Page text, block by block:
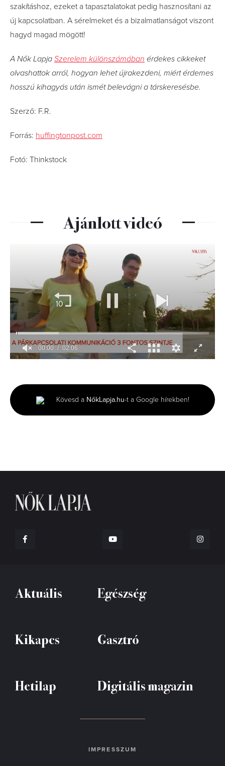
szakításhoz, ezeket a tapasztalatokat pedig hasznosítani az
új kapcsolatban. A sérelmeket és a bizalmatlanságot viszont
hagyd magad mögött!
A Nők Lapja Szerelem különszámában érdekes cikkeket
olvashattok arról, hogyan lehet újrakezdeni, miért érdemes
hosszú kihagyás után ismét belevágni a társkeresésbe.
Szerző: F.R.
Forrás: huffingtonpost.com
Fotó: Thinkstock
Ajánlott videó
minutes,
6
seconds
00:01 02:06
Kövesd a NőkLapja.hu-t a Google hírekben!
Aktuális Egészség
Kikapcs Gasztró
Hetilap Digitális magazin
IMPRESSZUM